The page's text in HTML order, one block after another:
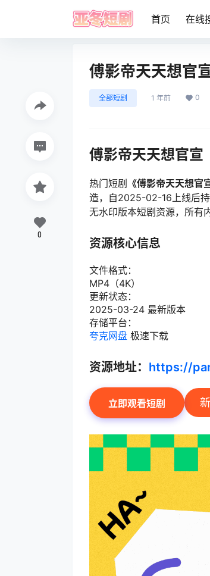
首页 在线
傅影帝天天想官
全部短剧 1 年前 0
傅影帝天天想官
热门短剧 《傅影帝天天想官
造，自2025-02-16上线后
无水印版本短剧资源，所有
资源核心信息
文件格式：
MP4（4K）
更新状态：
2025-03-24 最新版本
存储平台：
夸克网盘 极速下载
资源地址： https://
立即观看短剧
0